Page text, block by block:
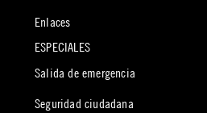
Enlaces
ESPECIALES
Salida de emergencia
Seguridad ciudadana